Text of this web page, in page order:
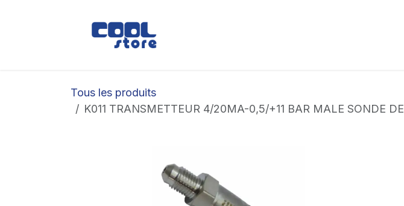
Tous les produits
K011 TRANSMETTEUR 4/20MA-0,5/+11 BAR MALE SONDE